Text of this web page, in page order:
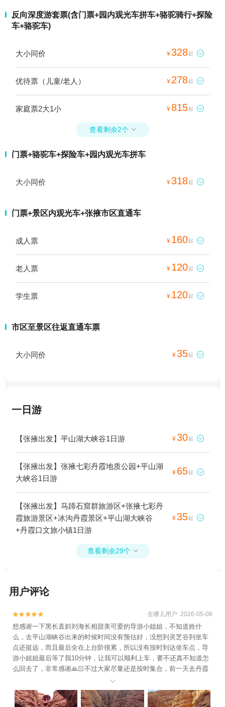
反向深度游套票(含门票+园内观光车拼车+骆驼骑行+探险
车+骆驼车)
大小同价 ¥328起 
优待票（儿童/老人） ¥ 278起 
家庭票2大1小 ¥ 815起 
查看剩余2个 
门票+骆驼车+探险车+园内观光车拼车
大小同价 ¥318起 
门票+景区内观光车+张掖市区直通车
成人票 ¥ 160起 
老人票 ¥ 120起 
学生票 ¥ 120起 
市区至景区往返直通车票
大小同价 ¥35起 
一日游
【张掖出发】平山湖大峡谷1日游 ¥30起 
【张掖出发】张掖七彩丹霞地质公园+平山湖
大峡谷1日游
¥ 65起 
【张掖出发】马蹄石窟群旅游区+张掖七彩丹
霞旅游景区+冰沟丹霞景区+平山湖大峡谷
+丹霞口文旅小镇1日游
¥35起 
查看剩余29个 
用户评论

 去哪儿用户 2026-05-08
想感谢一下黑长直斜刘海长相甜美可爱的导游小姐姐，不知道姓什
么，去平山湖峡谷出来的时候时间没有预估好，没想到灵芝谷到坐车
点还挺远，而且最后全在上台阶很累，所以没有按时到达坐车点，导
游小姐姐最后等了我10分钟，让我可以顺利上车，要不还真不知道怎
么回去了，非常感谢🙏🏻不过大家尽量还是按时集合，前一天去丹霞
有2个小姐姐出来晚了电话还打不通导游就没等。 平山湖很值得去一
下，又壮观又没，爬起来也很有乐趣，非常推荐！个人觉得比丹霞好
玩，丹霞美则美矣但只能拍照打卡，这个是又好玩又好看！
